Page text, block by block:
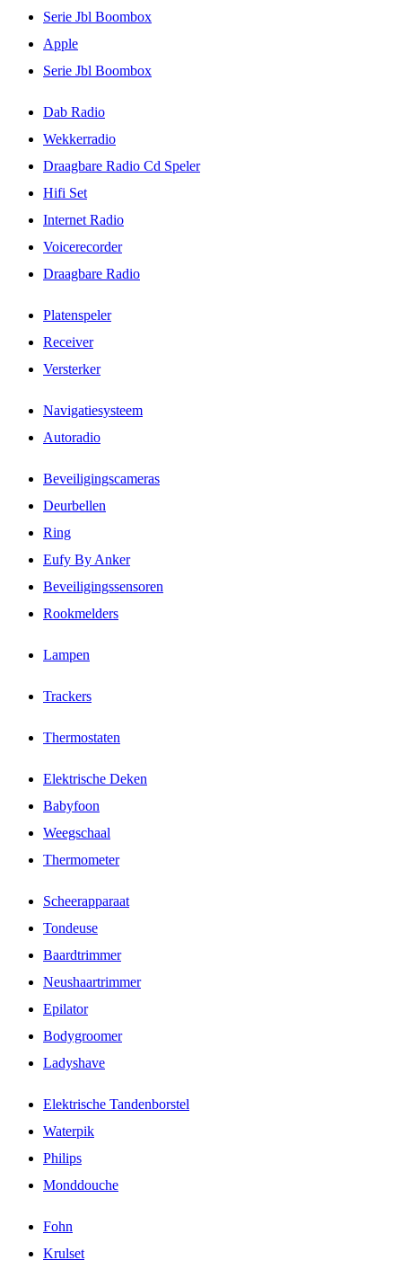
Serie Jbl Boombox
Apple
Serie Jbl Boombox
Dab Radio
Wekkerradio
Draagbare Radio Cd Speler
Hifi Set
Internet Radio
Voicerecorder
Draagbare Radio
Platenspeler
Receiver
Versterker
Navigatiesysteem
Autoradio
Beveiligingscameras
Deurbellen
Ring
Eufy By Anker
Beveiligingssensoren
Rookmelders
Lampen
Trackers
Thermostaten
Elektrische Deken
Babyfoon
Weegschaal
Thermometer
Scheerapparaat
Tondeuse
Baardtrimmer
Neushaartrimmer
Epilator
Bodygroomer
Ladyshave
Elektrische Tandenborstel
Waterpik
Philips
Monddouche
Fohn
Krulset